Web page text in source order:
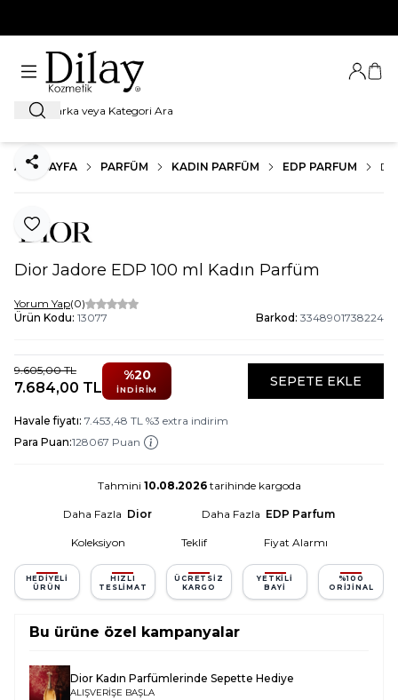
Ara
Giriş
ANA SAYFA PARFÜM KADIN PARFÜM EDP PARFUM
Favoriye Ekle
Paylaş
Dior Jadore EDP 100 ml Kadın Parfüm
Yorum Yap(0)
Ürün Kodu: 13077 Barkod: 3348901738224
9.605,00TL
7.684,00 TL
%20
İNDIRIM
SEPETE EKLE
Havale fiyatı: 7.453,48 TL %3 extra indirim
Para Puan:128067 Puan
Tahmini 10.08.2026tarihinde kargoda
Daha Fazla Dior Daha Fazla EDP Parfum
Koleksiyon Teklif Fiyat Alarmı
HEDIYELI
ÜRÜN
HIZLI
TESLIMAT
ÜCRETSIZ
KARGO
YETKILI
BAYI
%100
ORIJINAL
Bu ürüne özel kampanyalar
Dior Kadın Parfümlerinde Sepette Hediye
ALIŞVERİŞE BAŞLA